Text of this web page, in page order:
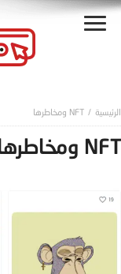
NFT ومخاطرها
NFT ومخاطرها